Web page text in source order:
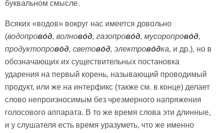
буквальном смысле.
Всяких «водов» вокруг нас имеется довольно
(водопрово́д, волново́д, газопрово́д, мусоропрово́д,
продуктопрово́д, светово́д, электрово́дка, и др.), но в
обозначающих их существительных постановка
ударения на первый корень, называющий проводимый
продукт, или же на интерфикс (также см. в конце) делает
слово непроизносимым без чрезмерного напряжения
голосового аппарата. В то же время слова эти длинные,
и у слушателя есть время уразуметь, что же именно